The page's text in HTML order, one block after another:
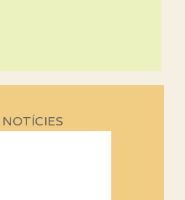
NOTÍCIES